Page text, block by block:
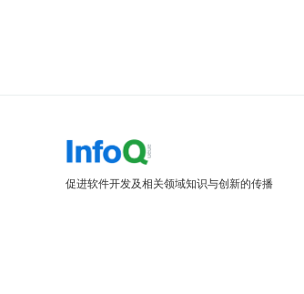
促进软件开发及相关领域知识与创新的传播